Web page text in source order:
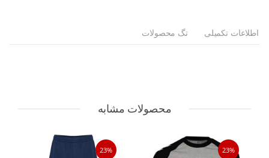
اطلاعات تکمیلی تگ محصولات
محصولات مشابه
23%
23%